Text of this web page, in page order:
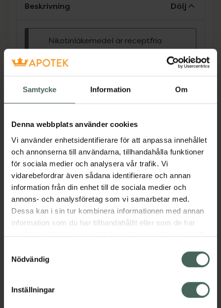
Samtycke Information Om
Denna webbplats använder cookies
Vi använder enhetsidentifierare för att anpassa innehållet
och annonserna till användarna, tillhandahålla funktioner
för sociala medier och analysera vår trafik. Vi
vidarebefordrar även sådana identifierare och annan
information från din enhet till de sociala medier och
annons- och analysföretag som vi samarbetar med.
Dessa kan i sin tur kombinera informationen med annan
information som du har tillhandahållit eller som de har
samlat in när du har använt deras tjänster. Samtycke till
återkalla ditt samtycke via webbplatsens
cookieinställningar. Ett återkallat samtycke påverkar inte
lagligheten av behandling som skett innan återkallelsen.
Nödvändig
Inställningar
Beskrivning Dölj
Nikotinläkemedel är receptfria
läkemedel.
Läs bipacksedeln noga före
användning. Nikotinläkemedel
får inte säljas till personer under
Sluta röka eller trappa ner när du vill bli rök- &
nikotinfri med Nicorette tuggummi, ett
nikotinläkemedel för rökavvänjning. Nicorette
nikotintuggummi är kliniskt bevisat att lindra
symtom vid abstinensbesvär exempelvis
nikotinbegär och irritation.
Jämförpris 1,98 kr/st
Kategorier:
Sluta röka
Innehåll Visa